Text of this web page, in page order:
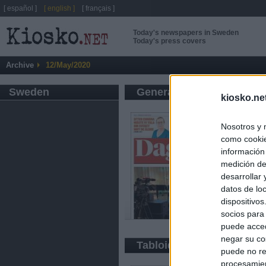
Nosotros y
como
medición
desarrollar
datos de
socios
puede
negar su
puede no
Today's newspapers in Sweden
Today's press covers
Archive 12/May/2020
Sweden General press
Tabloid
[ español ] [ english ] [ français ]